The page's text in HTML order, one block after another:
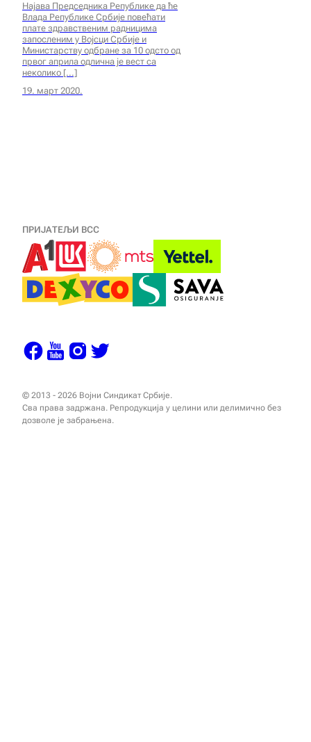
Најава Председника Републике да ће
Влада Републике Србије повећати
плате здравственим радницима
запосленим у Војсци Србије и
Министарству одбране за 10 одсто од
првог априла одлична је вест са
неколико
19. март 2020.
ПРИЈАТЕЉИ ВСС
© 2013 - 2026 Војни Синдикат Србије.
Сва права задржана. Репродукција у целини или делимично без
дозволе је забрањена.